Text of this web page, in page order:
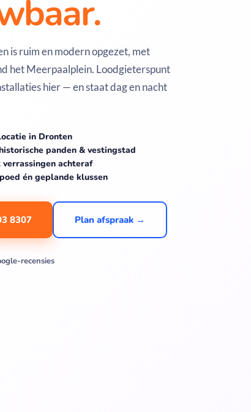
is ruim en modern opgezet, met
het Meerpaalplein. Loodgieterspunt
hier — en staat dag en nacht
in Dronten
panden & vestingstad
achteraf
én geplande klussen
8307 Plan afspraak →
recensies